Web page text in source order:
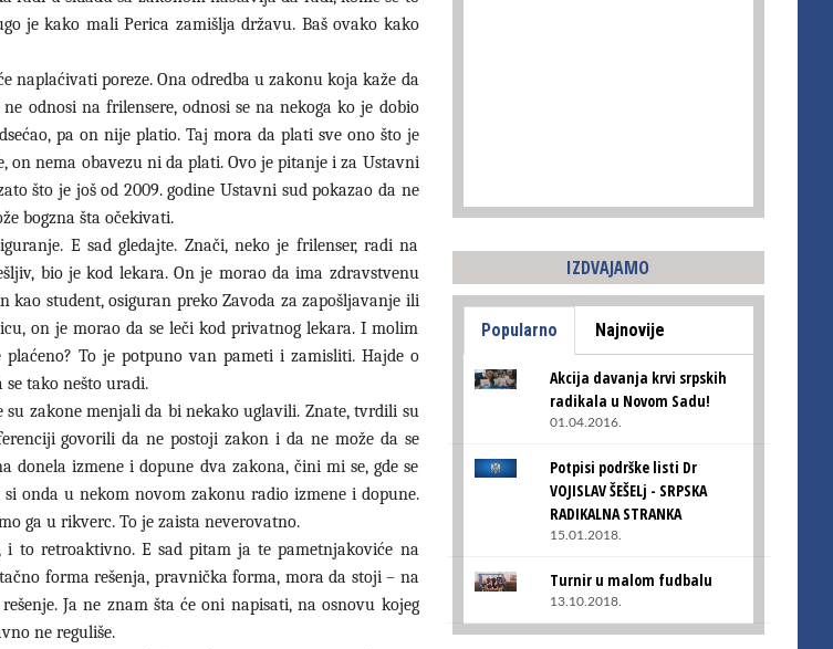
je kako mali Perica zamišlja državu. Baš ovako kako
naplaćivati poreze. Ona odredba u zakonu koja kaže da
odnosi na frilensere, odnosi se na nekoga ko je dobio
pa on nije platio. Taj mora da plati sve ono što je
on nema obavezu ni da plati. Ovo je pitanje i za Ustavni
što je još od 2009. godine Ustavni sud pokazao da ne
bogzna šta očekivati.
E sad gledajte. Znači, neko je frilenser, radi na
bio je kod lekara. On je morao da ima zdravstvenu
student, osiguran preko Zavoda za zapošljavanje ili
on je morao da se leči kod privatnog lekara. I molim
To je potpuno van pameti i zamisliti. Hajde o
tako nešto uradi.
zakone menjali da bi nekako uglavili. Znate, tvrdili su
govorili da ne postoji zakon i da ne može da se
izmene i dopune dva zakona, čini mi se, gde se
onda u nekom novom zakonu radio izmene i dopune.
ga u rikverc. To je zaista neverovatno.
i to retroaktivno. E sad pitam ja te pametnjakoviće na
forma rešenja, pravnička forma, mora da stoji – na
Ja ne znam šta će oni napisati, na osnovu kojeg
ne reguliše.
IZDVAJAMO
Popularno Najnovije
Akcija davanja krvi srpskih
radikala u Novom Sadu!
01.04.2016.
Potpisi podrške listi Dr
VOJISLAV ŠEŠELj - SRPSKA
RADIKALNA STRANKA
15.01.2018.
Turnir u malom fudbalu
13.10.2018.